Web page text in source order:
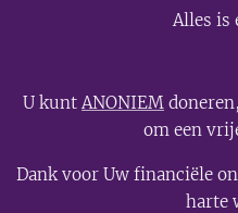
Alles is
U kuntANONIEM
om een
Dank voor Uw financiële
harte